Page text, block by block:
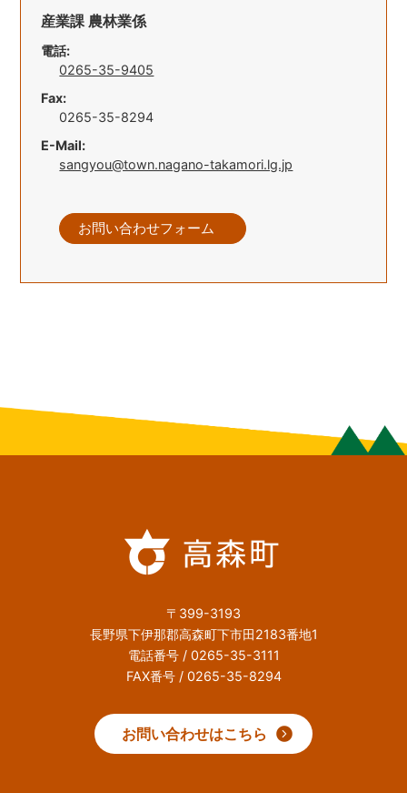
産業課 農林業係
電話:
0265-35-9405
Fax:
0265-35-8294
E-Mail:
sangyou@town.nagano-takamori.lg.jp
お問い合わせフォーム
〒399-3193
長野県下伊那郡高森町下市田2183番地1
電話番号 / 0265-35-3111
FAX番号 / 0265-35-8294
お問い合わせはこちら